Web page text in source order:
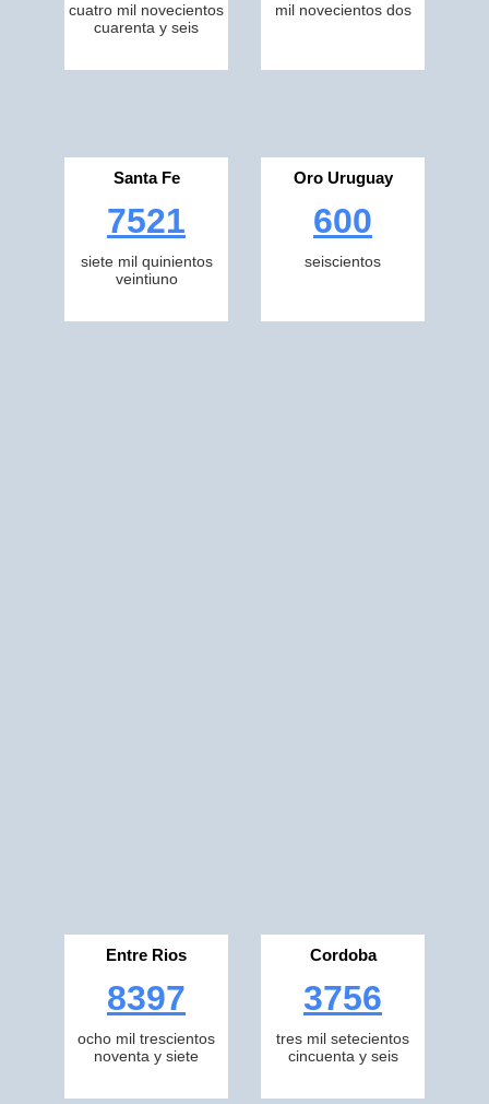
cuatro mil novecientos
cuarenta y seis
mil novecientos dos
Santa Fe
7521
siete mil quinientos
veintiuno
Oro Uruguay
600
seiscientos
Entre Rios
8397
ocho mil trescientos
noventa y siete
Cordoba
3756
tres mil setecientos
cincuenta y seis